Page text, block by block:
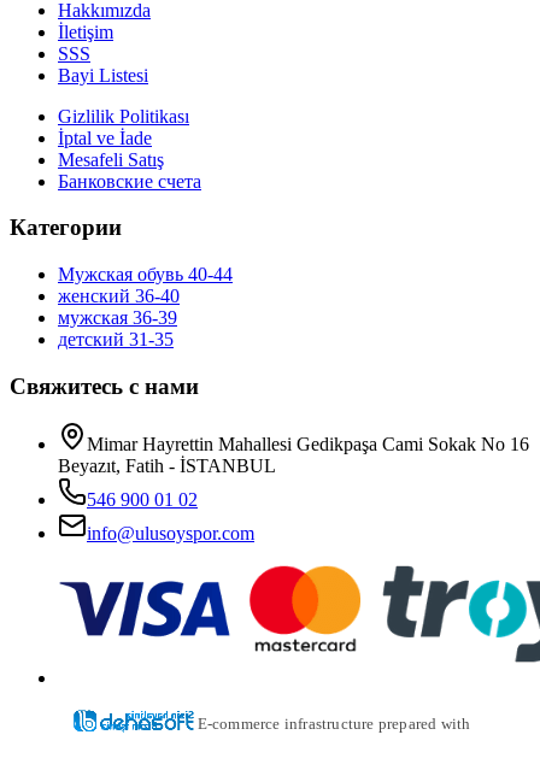
Hakkımızda
İletişim
SSS
Bayi Listesi
Gizlilik Politikası
İptal ve İade
Mesafeli Satış
Банковские счета
Категории
Мужская обувь 40-44
женский 36-40
мужская 36-39
детский 31-35
Свяжитесь с нами
Mimar Hayrettin Mahallesi Gedikpaşa Cami Sokak No 16
Beyazıt, Fatih - İSTANBUL
546 900 01 02
info@ulusoyspor.com
E-commerce infrastructure prepared with